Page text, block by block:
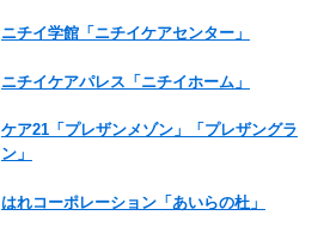
ニチイ学館「ニチイケアセンター」
ニチイケアパレス「ニチイホーム」
ケア21「プレザンメゾン」「プレザングラ
ン」
はれコーポレーション「あいらの杜」